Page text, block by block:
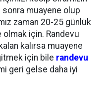
muayene olup
zaman 20-25 günlük
için. Randevu
kalırsa muayene
için bile randevu
geri gelse daha iyi